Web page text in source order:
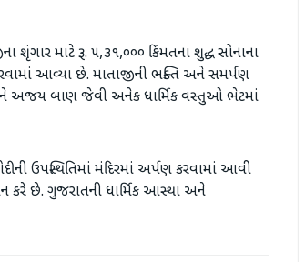
શૃંગાર માટે રૂ. ૫,૩૧,૦૦૦ કિંમતના શુદ્ધ સોનાના
આવ્યા છે. માતાજીની ભક્તિ અને સમર્પણ
અને અજય બાણ જેવી અનેક ધાર્મિક વસ્તુઓ ભેટમાં
ઉપસ્થિતિમાં મંદિરમાં અર્પણ કરવામાં આવી
કરે છે. ગુજરાતની ધાર્મિક આસ્થા અને